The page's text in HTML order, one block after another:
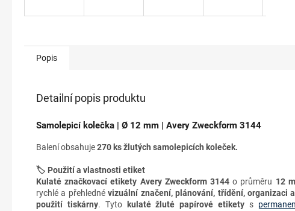
Popis
Detailní popis produktu
Samolepicí kolečka | Ø 12 mm | Avery Zweckform 3144
Balení obsahuje270 ks žlutých samolepicích koleček.
🏷️ Použití a vlastnosti etiket
Kulaté značkovací etikety Avery Zweckform 3144o průměru 12
rychlé a přehlednévizuální značení, plánování, třídění, organizaci
použití tiskárny. Tyto kulaté žluté papírové etikety s